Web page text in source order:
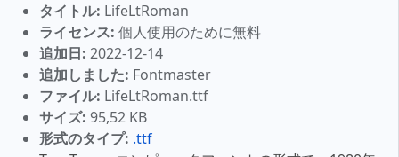
タイトル: LifeLtRoman
ライセンス: 個人使用のために無料
追加日: 2022-12-14
追加しました: Fontmaster
ファイル: LifeLtRoman.ttf
サイズ: 95,52 KB
形式のタイプ: .ttf